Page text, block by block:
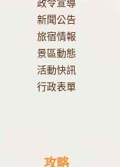
政令宣導
新聞公告
旅宿情報
景區動態
活動快訊
行政表單
攻略